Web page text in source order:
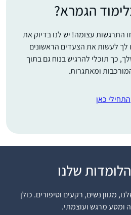
הגמרא?
התרגשות עצומה! יש לנו בדיוק את
לך לעשות את הצעדים הראשונים
כך תוכלי להרגיש בנוח גם בתוך
ומאתגרות.
התחילי כאן
שלנו
מגוון נשים, רקעים וסיפורים. כולן
ומסע מרגש ועוצמתי.